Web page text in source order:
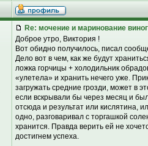
Re: мочение и маринование
Доброе утро, Виктория !
Вот обидно получилось, писал
Дело вот в чем, как же будут
ложка горчицы + холодильник
«улетела» и хранить нечего уже.
загружать средние грозди, может в
если вскрывали бы через месяц и
отсюда и результат или кислятина,
одно, разговаривал с торгашкой
хранится. Правда верить ей не
достигнем успеха.